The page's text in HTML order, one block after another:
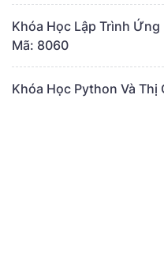
Khóa Học Lập Trình Ứng
Mã: 8060
Khóa Học Python Và